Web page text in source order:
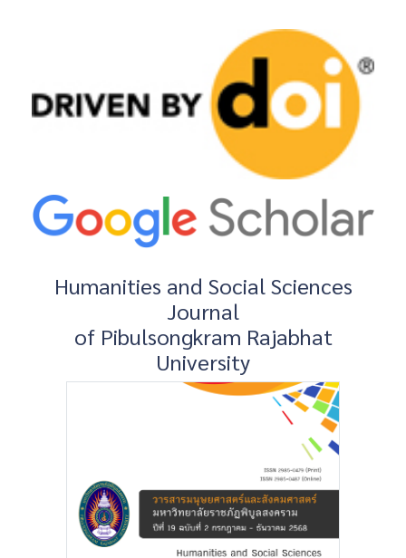
Humanities and Social Sciences
Journal
of Pibulsongkram Rajabhat
University